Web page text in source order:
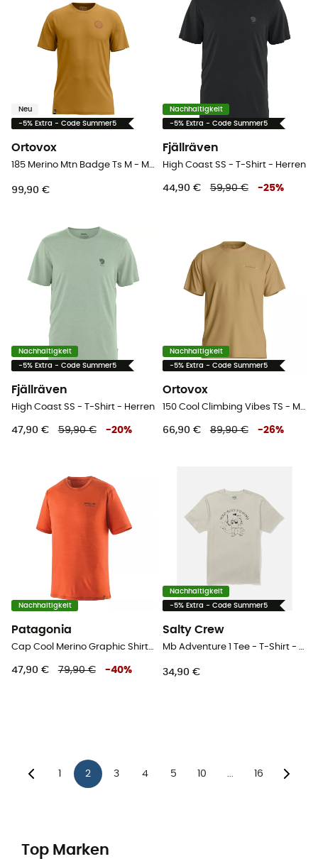
Neu
-5% Extra - Code Summer5
Ortovox
185 Merino Mtn Badge Ts M - Merinoshirt - Herren
99,90 €
Nachhaltigkeit
-5% Extra - Code Summer5
Fjällräven
High Coast SS - T-Shirt - Herren
44,90 € 59,90 € -25%
Nachhaltigkeit
-5% Extra - Code Summer5
Fjällräven
High Coast SS - T-Shirt - Herren
47,90 € 59,90 € -20%
Nachhaltigkeit
-5% Extra - Code Summer5
Ortovox
150 Cool Climbing Vibes TS - Merinoshirt - Herren
66,90 € 89,90 € -26%
Nachhaltigkeit
Patagonia
Cap Cool Merino Graphic Shirt - T-Shirt - Herren
47,90 € 79,90 € -40%
Nachhaltigkeit
-5% Extra - Code Summer5
Salty Crew
Mb Adventure 1 Tee - T-Shirt - Herren
34,90 €
2 3 4 5 10 16
Top Marken